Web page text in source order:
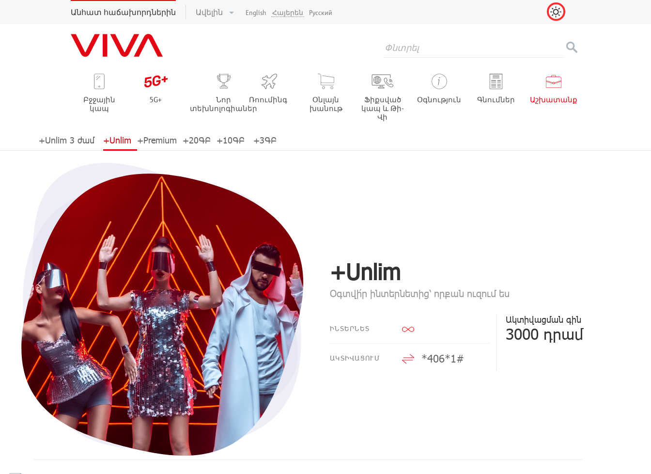
Անհատ հաճախորդներին Ավելին English Հայերեն Русский
Բջջային
կապ
5G+
Նոր
տեխնոլոգիաներ
Ռոումինգ
Օնլայն
խանութ
Ֆիքսված
կապ և Թի-
Վի
Օգնություն Գնումներ Աշխատանք
+Unlim 3 ժամ +Unlim +Premium +20ԳԲ +10ԳԲ +3ԳԲ
+Unlim
Օգտվի՛ր ինտերնետից՝ որքան ուզում ես
ԻՆՏԵՐՆԵՏ
ԱԿՏԻՎԱՑՈՒՄ *406*1#
Ակտիվացման գին
3000 դրամ